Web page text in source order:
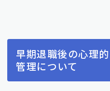
早期退職後の心理
管理について